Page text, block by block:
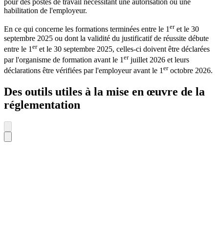
pour des postes de travail nécessitant une autorisation ou une
habilitation de l'employeur.
En ce qui concerne les formations terminées entre le 1eret le 30
septembre 2025 ou dont la validité du justificatif de réussite débute
entre le 1 eret le 30 septembre 2025, celles-ci doivent être déclarées
par l'organisme de formation avant le 1erjuillet 2026 et leurs
déclarations être vérifiées par l'employeur avant le 1eroctobre 2026.
Des outils utiles à la mise en œuvre de la
réglementation